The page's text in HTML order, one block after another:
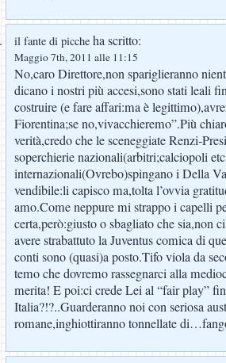
il fante di picche ha scritto:
Maggio 7th, 2011 alle 11:15
No,caro Direttore,non spariglieranno
dicano i nostri più accesi,sono stati leali
costruire (e fare affari:ma è
Fiorentina;se no,vivacchieremo”.Più
verità,credo che le sceneggiate Renzi-
soperchierie nazionali(arbitri;calciopoli
internazionali(Ovrebo)spingano i Della
vendibile:li capisco ma,tolta l’ovvia
amo.Come neppure mi strappo i capelli
certa,però:giusto o sbagliato che sia,non
avere strabattuto la Juventus comica di
conti sono (quasi)a posto.Tifo viola da
temo che dovremo rassegnarci alla
merita! E poi:ci crede Lei al “fair play”
Italia?!?..Guarderanno noi con seriosa
romane,inghiottiranno tonnellate